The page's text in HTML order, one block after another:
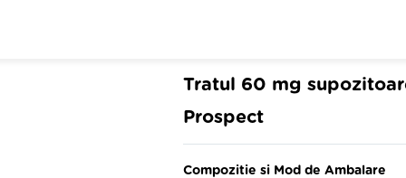
Tratul 60 mg
Prospect
Compozitie si Mod de Ambalare